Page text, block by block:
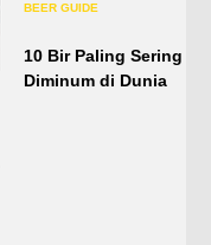
BEER GUIDE
10 Bir Paling Sering
Diminum di Dunia